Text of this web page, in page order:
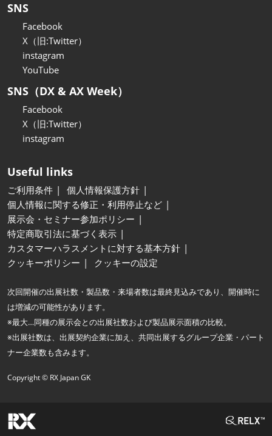
SNS
Facebook
X（旧:Twitter）
instagram
YouTube
SNS（DX & AX Week）
Facebook
X（旧:Twitter）
instagram
Useful links
ご利用条件
個人情報保護方針
個人情報に関する修正・利用停止など
展示会・セミナー参加ポリシー
特定商取引法に基づく表示
カスタマーハラスメントに対する基本方針
クッキーポリシー
クッキーの設定
次回開催の出展社数・製品数・来場者数は最終見込みであり、開催時に
は増減の可能性があります。
※最大…同種の展示会との出展社数および製品展示面積の比較。
※出展社数は、出展契約企業に加え、共同出展するグループ企業・パート
ナー企業数も含みます。
Copyright © RX Japan GK